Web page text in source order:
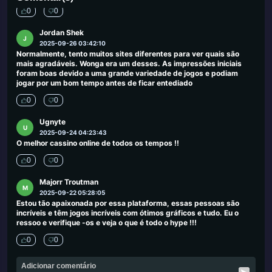
0 0
J
Jordan Shek
2025-09-26 03:42:10
Normalmente, tento muitos sites diferentes para ver quais são
mais agradáveis. Wonga era um desses. As impressões iniciais
foram boas devido a uma grande variedade de jogos e podiam
jogar por um bom tempo antes de ficar entediado
0 0
U
Ugnyte
2025-09-24 04:23:43
O melhor cassino online de todos os tempos !!
0 0
M
Majorr Troutman
2025-09-22 05:28:05
Estou tão apaixonada por essa plataforma, essas pessoas são
incríveis e têm jogos incríveis com ótimos gráficos e tudo. Eu o
ressoo e verifique -os e veja o que é todo o hype !!!
0 0